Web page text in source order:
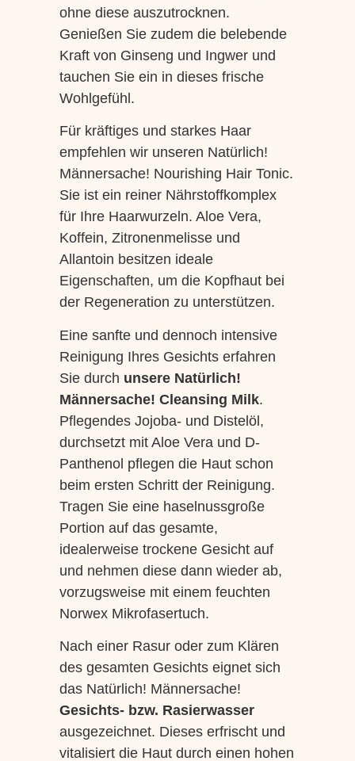
ohne diese auszutrocknen.
Genießen Sie zudem die belebende
Kraft von Ginseng und Ingwer und
tauchen Sie ein in dieses frische
Wohlgefühl.
Für kräftiges und starkes Haar
empfehlen wir unseren Natürlich!
Männersache! Nourishing Hair Tonic.
Sie ist ein reiner Nährstoffkomplex
für Ihre Haarwurzeln. Aloe Vera,
Koffein, Zitronenmelisse und
Allantoin besitzen ideale
Eigenschaften, um die Kopfhaut bei
der Regeneration zu unterstützen.
Eine sanfte und dennoch intensive
Reinigung Ihres Gesichts erfahren
Sie durch unsere Natürlich!
Männersache! Cleansing Milk.
Pflegendes Jojoba- und Distelöl,
durchsetzt mit Aloe Vera und D-
Panthenol pflegen die Haut schon
beim ersten Schritt der Reinigung.
Tragen Sie eine haselnussgroße
Portion auf das gesamte,
idealerweise trockene Gesicht auf
und nehmen diese dann wieder ab,
vorzugsweise mit einem feuchten
Norwex Mikrofasertuch.
Nach einer Rasur oder zum Klären
des gesamten Gesichts eignet sich
das Natürlich! Männersache!
Gesichts- bzw. Rasierwasser
ausgezeichnet. Dieses erfrischt und
vitalisiert die Haut durch einen hohen